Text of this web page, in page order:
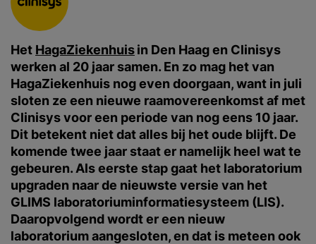
Het HagaZiekenhuisin Den Haag en Clinisys
werken al 20 jaar samen. En zo mag het van
HagaZiekenhuis nog even doorgaan, want in juli
sloten ze een nieuwe raamovereenkomst af met
Clinisys voor een periode van nog eens 10 jaar.
Dit betekent niet dat alles bij het oude blijft. De
komende twee jaar staat er namelijk heel wat te
gebeuren. Als eerste stap gaat het laboratorium
upgraden naar de nieuwste versie van het
GLIMS laboratoriuminformatiesysteem (LIS).
Daaropvolgend wordt er een nieuw
laboratorium aangesloten, en dat is meteen ook